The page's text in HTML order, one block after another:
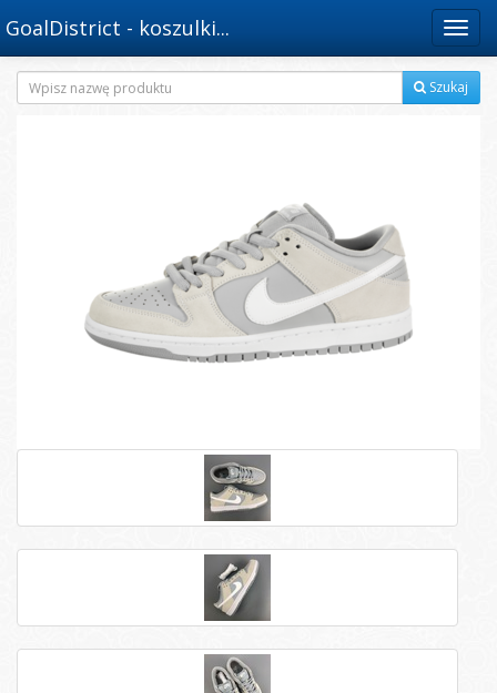
Menu
GoalDistrict - koszulki...
Szukaj